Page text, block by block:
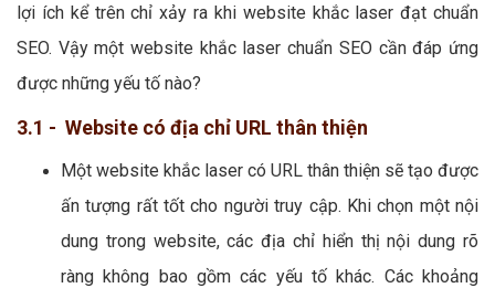
lợi ích kể trên chỉ xảy ra khi website khắc laser đạt chuẩn
SEO. Vậy một website khắc laser chuẩn SEO cần đáp ứng
được những yếu tố nào?
3.1 - Website có địa chỉ URL thân thiện
Một website khắc laser có URL thân thiện sẽ tạo được
ấn tượng rất tốt cho người truy cập. Khi chọn một nội
dung trong website, các địa chỉ hiển thị nội dung rõ
ràng không bao gồm các yếu tố khác. Các khoảng